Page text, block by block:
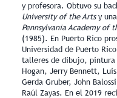
y profesora. Obtuvo su
University of the Arts y
Pennsylvania Academy of
(1985). En Puerto Rico
Universidad de Puerto
talleres de dibujo, pintura
Hogan, Jerry Bennett,
Gerda Gruber, John
Raúl Zayas. En el 2019